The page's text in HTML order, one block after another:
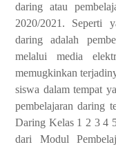
daring atau
2020/2021. Seperti
daring adalah
melalui media
memugkinkan
siswa dalam tempat
pembelajaran daring
Daring Kelas 1 2 3 4
dari Modul